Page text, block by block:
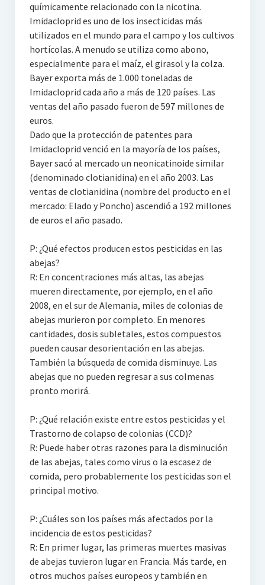
químicamente relacionado con la nicotina.
Imidacloprid es uno de los insecticidas más
utilizados en el mundo para el campo y los cultivos
hortícolas. A menudo se utiliza como abono,
especialmente para el maíz, el girasol y la colza.
Bayer exporta más de 1.000 toneladas de
Imidacloprid cada año a más de 120 países. Las
ventas del año pasado fueron de 597 millones de
euros.
Dado que la protección de patentes para
Imidacloprid venció en la mayoría de los países,
Bayer sacó al mercado un neonicatinoide similar
(denominado clotianidina) en el año 2003. Las
ventas de clotianidina (nombre del producto en el
mercado: Elado y Poncho) ascendió a 192 millones
de euros el año pasado.
P: ¿Qué efectos producen estos pesticidas en las
abejas?
R: En concentraciones más altas, las abejas
mueren directamente, por ejemplo, en el año
2008, en el sur de Alemania, miles de colonias de
abejas murieron por completo. En menores
cantidades, dosis subletales, estos compuestos
pueden causar desorientación en las abejas.
También la búsqueda de comida disminuye. Las
abejas que no pueden regresar a sus colmenas
pronto morirá.
P: ¿Qué relación existe entre estos pesticidas y el
Trastorno de colapso de colonias (CCD)?
R: Puede haber otras razones para la disminución
de las abejas, tales como virus o la escasez de
comida, pero probablemente los pesticidas son el
principal motivo.
P: ¿Cuáles son los países más afectados por la
incidencia de estos pesticidas?
R: En primer lugar, las primeras muertes masivas
de abejas tuvieron lugar en Francia. Más tarde, en
otros muchos países europeos y también en